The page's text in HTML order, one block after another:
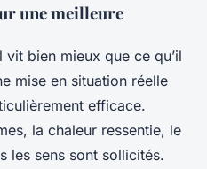
une meilleure
vit bien mieux que ce qu’il
mise en situation réelle
efficace.
la chaleur ressentie, le
les sens sont sollicités.